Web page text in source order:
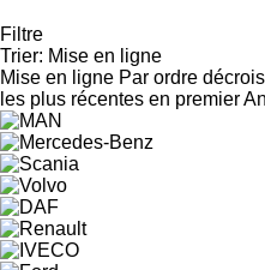
Filtre
Trier: Mise en ligne
Mise en ligne Par ordre
les plus récentes en premier